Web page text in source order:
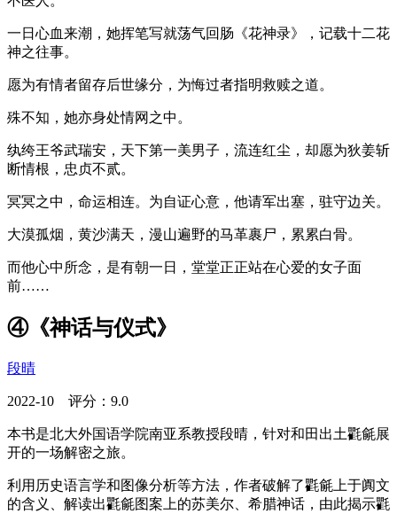
一日心血来潮，她挥笔写就荡气回肠《花神录》，记载十二花
神之往事。
愿为有情者留存后世缘分，为悔过者指明救赎之道。
殊不知，她亦身处情网之中。
纨绔王爷武瑞安，天下第一美男子，流连红尘，却愿为狄姜斩
断情根，忠贞不贰。
冥冥之中，命运相连。为自证心意，他请军出塞，驻守边关。
大漠孤烟，黄沙满天，漫山遍野的马革裹尸，累累白骨。
而他心中所念，是有朝一日，堂堂正正站在心爱的女子面
前……
④《神话与仪式》
段晴
2022-10 评分：9.0
本书是北大外国语学院南亚系教授段晴，针对和田出土氍毹展
开的一场解密之旅。
利用历史语言学和图像分析等方法，作者破解了氍毹上于阗文
的含义、解读出氍毹图案上的苏美尔、希腊神话，由此揭示氍